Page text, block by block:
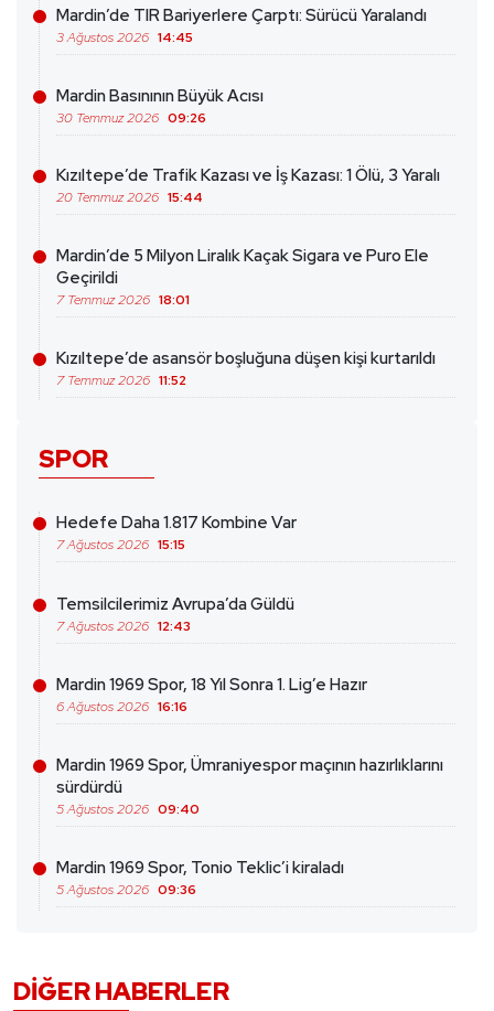
Mardin’de TIR Bariyerlere Çarptı: Sürücü Yaralandı
3 Ağustos 2026 14:45
Mardin Basınının Büyük Acısı
30 Temmuz 2026 09:26
Kızıltepe’de Trafik Kazası ve İş Kazası: 1 Ölü, 3 Yaralı
20 Temmuz 2026 15:44
Mardin’de 5 Milyon Liralık Kaçak Sigara ve Puro Ele
Geçirildi
7 Temmuz 2026 18:01
Kızıltepe’de asansör boşluğuna düşen kişi kurtarıldı
7 Temmuz 2026 11:52
SPOR
Hedefe Daha 1.817 Kombine Var
7 Ağustos 2026 15:15
Temsilcilerimiz Avrupa’da Güldü
7 Ağustos 2026 12:43
Mardin 1969 Spor, 18 Yıl Sonra 1. Lig’e Hazır
6 Ağustos 2026 16:16
Mardin 1969 Spor, Ümraniyespor maçının hazırlıklarını
sürdürdü
5 Ağustos 2026 09:40
Mardin 1969 Spor, Tonio Teklic’i kiraladı
5 Ağustos 2026 09:36
DIĞER HABERLER